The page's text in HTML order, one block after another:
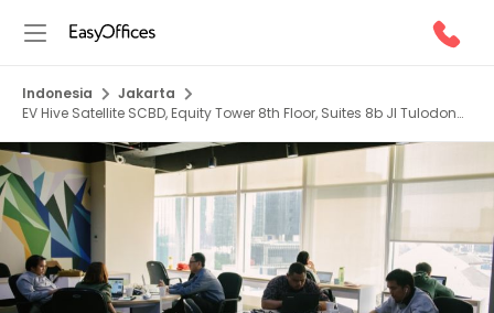
Indonesia
Jakarta
EV Hive Satellite SCBD, Equity Tower 8th Floor, Suites 8b Jl Tulodong